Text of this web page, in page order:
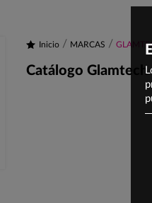
Inicio MARCAS
Catálogo